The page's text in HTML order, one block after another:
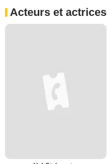
Acteurs et actrices